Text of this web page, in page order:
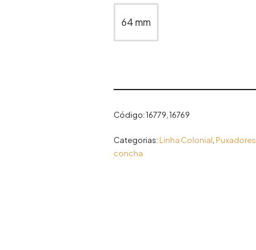
64 mm
Código:16779, 16769
Categorias: Linha Colonial Puxadores
concha